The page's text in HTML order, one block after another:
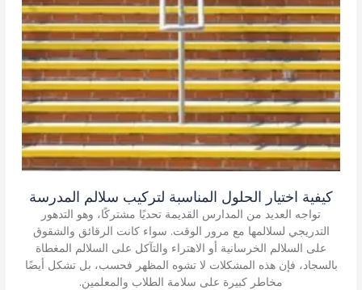
كيفية اختيار الحلول المناسبة لتركيب سلالم المدرسة
تواجه العديد من المدارس القديمة تحديًا مشتركًا، وهو التدهور
التدريجي لسلالمها مع مرور الوقت. سواء كانت الرقائق والشقوق
على السلالم الخرسانية أو الاهتراء والتآكل على السلالم المغطاة
بالسجاد، فإن هذه المشكلات لا تشوه المظهر فحسب، بل تشكل أيضًا
مخاطر كبيرة على سلامة الطلاب والمعلمين.